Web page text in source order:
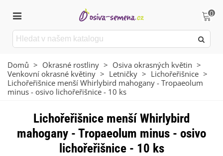
0
Domů > Okrasné rostliny > Osiva okrasných květin >
Venkovní okrasné květiny > Letničky > Lichořeřišnice >
Lichořeřišnice menší Whirlybird mahogany - Tropaeolum
minus - osivo lichořeřišnice - 10 ks
Lichořeřišnice menší Whirlybird
mahogany - Tropaeolum minus - osivo
lichořeřišnice - 10 ks